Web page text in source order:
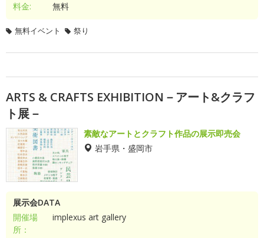
料金:
無料
無料イベント 祭り
ARTS & CRAFTS EXHIBITION－アート&クラフ
ト展－
素敵なアートとクラフト作品の展示即売会
岩手県・盛岡市
展示会DATA
開催場
所：
implexus art gallery